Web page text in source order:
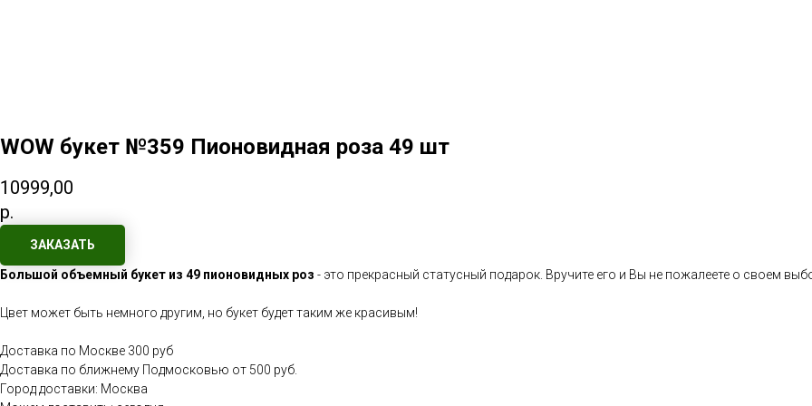
WOW букет №359 Пионовидная роза 49 шт
10999,00
р.
ЗАКАЗАТЬ
Большой объемный букет из 49 пионовидных роз - это прекрасный статусный подарок. Вручите его и Вы не пожалеете о своем
Цвет может быть немного другим, но букет будет таким же красивым!
Доставка по Москве 300 руб
Доставка по ближнему Подмосковью от 500 руб.
Город доставки: Москва